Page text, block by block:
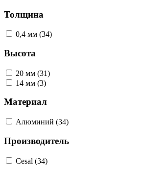
Толщина
0,4 мм (34)
Высота
20 мм (31)
14 мм (3)
Материал
Алюминий (34)
Производитель
Cesal (34)